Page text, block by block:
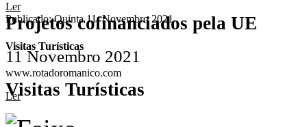
Ler
Publicado: Quinta 11, Novembro 2021
Visitas Turísticas
www.rotadoromanico.com
Ler
Projetos cofinanciados pela UE
11 Novembro 2021
Visitas Turísticas